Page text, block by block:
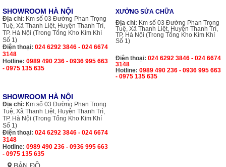
SHOWROOM HÀ NỘI
Địa chỉ: Km số 03 Đường Phan Trọng
Tuệ, Xã Thanh Liệt, Huyện Thanh Trì,
TP. Hà Nội (Trong Tổng Kho Kim Khí
Số 1)
Điện thoại: 024 6292 3846 - 024 6674
3148
Hotline: 0989 490 236 - 0936 995 663
- 0975 135 635
XƯỞNG SỬA CHỮA
Địa chỉ: Km số 03 Đường Phan Trọng
Tuệ, Xã Thanh Liệt, Huyện Thanh Trì,
TP. Hà Nội (Trong Tổng Kho Kim Khí
Số 1)
Điện thoại: 024 6292 3846 - 024 6674
3148
Hotline: 0989 490 236 - 0936 995 663
- 0975 135 635
SHOWROOM HÀ NỘI
Địa chỉ: Km số 03 Đường Phan Trọng
Tuệ, Xã Thanh Liệt, Huyện Thanh Trì,
TP. Hà Nội (Trong Tổng Kho Kim Khí
Số 1)
Điện thoại: 024 6292 3846 - 024 6674
3148
Hotline: 0989 490 236 - 0936 995 663
- 0975 135 635